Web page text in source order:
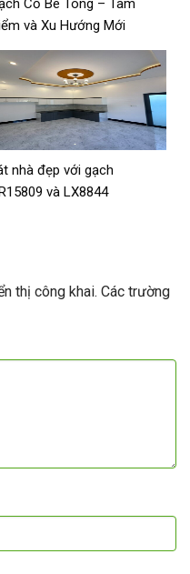
Cổ Bê Tông – Tâm
và Xu Hướng Mới
nhà đẹp với gạch
và LX8844
thị công khai. Các trường